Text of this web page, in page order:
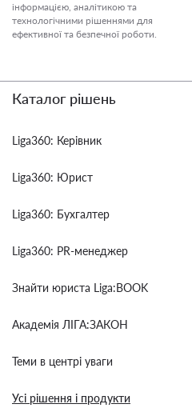
інформацією, аналітикою та
технологічними рішеннями для
ефективної та безпечної роботи.
Каталог рішень
Liga360: Керівник
Liga360: Юрист
Liga360: Бухгалтер
Liga360: PR-менеджер
Знайти юриста Liga:BOOK
Академія ЛІГА:ЗАКОН
Теми в центрі уваги
Усі рішення і продукти